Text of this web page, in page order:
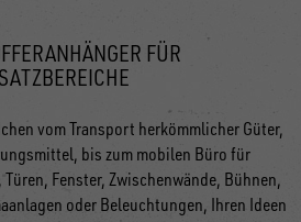
FÜR
vom Transport herkömmlicher Güter,
bis zum mobilen Büro für
Fenster, Zwischenwände, Bühnen,
oder Beleuchtungen, Ihren Ideen